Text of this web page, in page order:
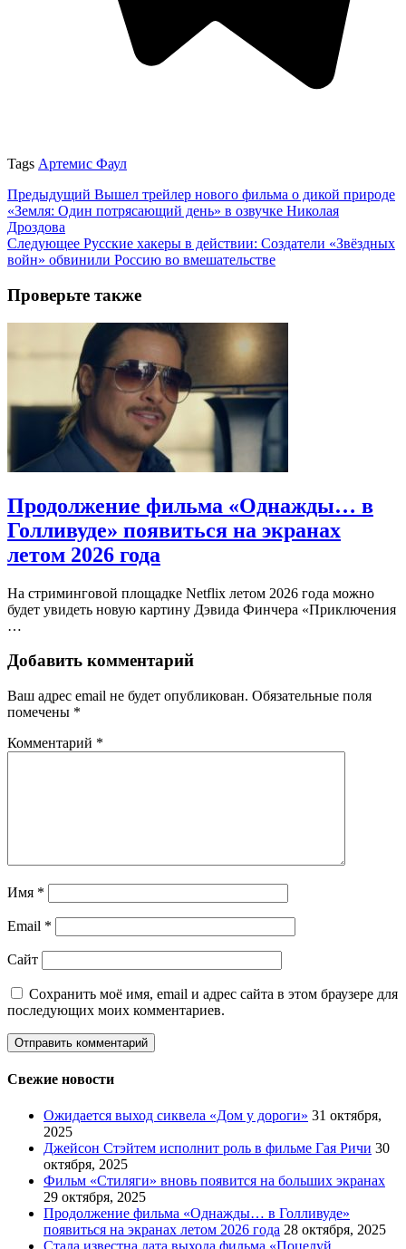
Tags Артемис Фаул
Предыдущий Вышел трейлер нового фильма о дикой природе
«Земля: Один потрясающий день» в озвучке Николая
Дроздова
Следующее Русские хакеры в действии: Создатели «Звёздных
войн» обвинили Россию во вмешательстве
Проверьте также
Продолжение фильма «Однажды… в
Голливуде» появиться на экранах
летом 2026 года
На стриминговой площадке Netflix летом 2026 года можно
будет увидеть новую картину Дэвида Финчера «Приключения
…
Добавить комментарий
Ваш адрес email не будет опубликован. Обязательные поля
помечены *
Комментарий *
Имя *
Email *
Сайт
Сохранить моё имя, email и адрес сайта в этом браузере для
последующих моих комментариев.
Свежие новости
Ожидается выход сиквела «Дом у дороги» 31 октября,
2025
Джейсон Стэйтем исполнит роль в фильме Гая Ричи 30
октября, 2025
Фильм «Стиляги» вновь появится на больших экранах
29 октября, 2025
Продолжение фильма «Однажды… в Голливуде»
появиться на экранах летом 2026 года 28 октября, 2025
Стала известна дата выхода фильма «Поцелуй